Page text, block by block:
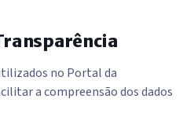
no Portal da
a compreensão dos dados